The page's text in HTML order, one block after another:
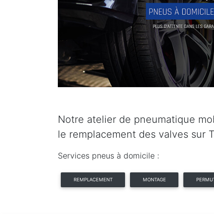
Notre atelier de pneumatique
le remplacement des valves sur
Services pneus à domicile :
REMPLACEMENT MONTAGE